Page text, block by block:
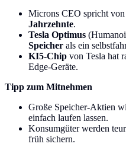
Microns CEO spricht von
Jahrzehnte.
Tesla Optimus
Speicher als ein
KI5-Chip von Tesla hat
Edge-Geräte.
Tipp zum Mitnehmen
Große Speicher-Aktien
einfach laufen lassen.
Konsumgüter werden
früh sichern.